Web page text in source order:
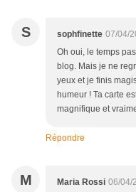
S sophfinette 07/04/
Oh oui, le temps
blog. Mais je ne
yeux et je finis
humeur ! Ta carte
magnifique et
Répondre
M Maria Rossi 06/04/